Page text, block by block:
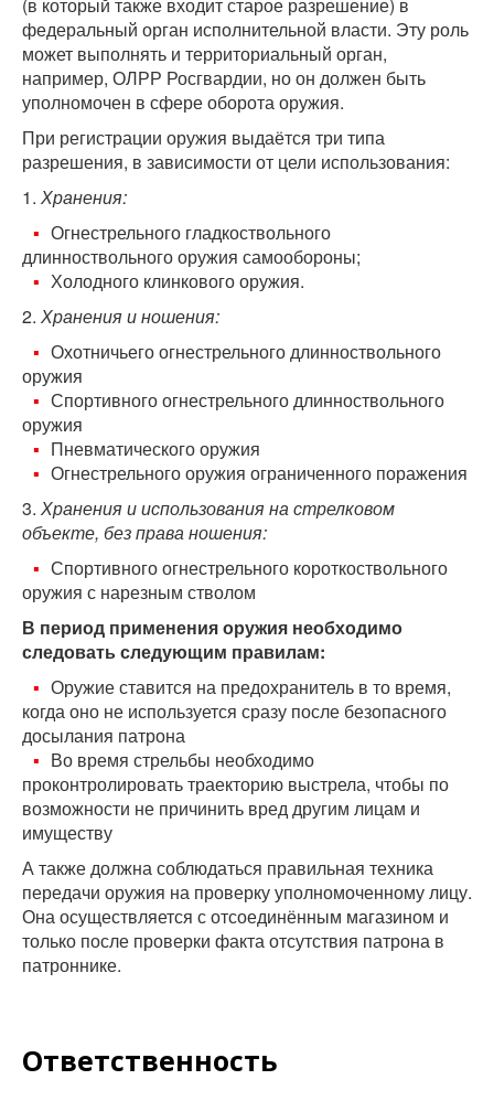
федеральный орган исполнительной власти. Эту роль
может выполнять и территориальный орган,
например, ОЛРР Росгвардии, но он должен быть
уполномочен в сфере оборота оружия.
При регистрации оружия выдаётся три типа
разрешения, в зависимости от цели использования:
1. Хранения:
Огнестрельного гладкоствольного
длинноствольного оружия самообороны;
Холодного клинкового оружия.
2. Хранения и ношения:
Охотничьего огнестрельного длинноствольного
оружия
Спортивного огнестрельного длинноствольного
оружия
Пневматического оружия
Огнестрельного оружия ограниченного поражения
3. Хранения и использования на стрелковом
объекте, без права ношения:
Спортивного огнестрельного короткоствольного
оружия с нарезным стволом
В период применения оружия необходимо
следовать следующим правилам:
Оружие ставится на предохранитель в то время,
когда оно не используется сразу после безопасного
досылания патрона
Во время стрельбы необходимо
проконтролировать траекторию выстрела, чтобы по
возможности не причинить вред другим лицам и
имуществу
А также должна соблюдаться правильная техника
передачи оружия на проверку уполномоченному лицу.
Она осуществляется с отсоединённым магазином и
только после проверки факта отсутствия патрона в
патроннике.
Ответственность